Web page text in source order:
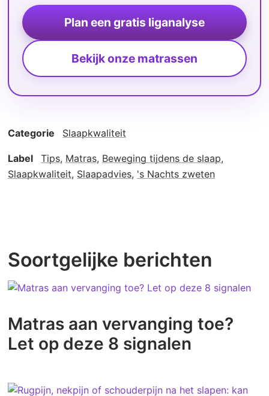
Plan een gratis liganalyse
Bekijk onze matrassen
Categorie Slaapkwaliteit
Label Tips, Matras, Beweging tijdens de slaap,
Slaapkwaliteit, Slaapadvies, 's Nachts zweten
Soortgelijke berichten
Matras aan vervanging toe?
Let op deze 8 signalen